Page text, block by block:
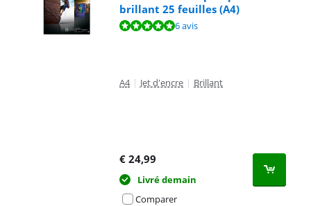
brillant 25 feuilles (A4)
La note est de 9,5 sur 10, basée sur 6 avis.6 avis
A4 | Jet d'encre | Brillant
€ 24,99
Livré demain
Comparer